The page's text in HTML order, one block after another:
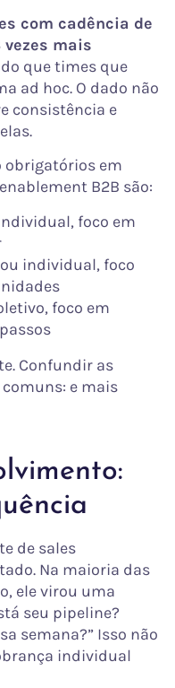
com cadência de
mais
do que times que
ad hoc. O dado não
consistência e
obrigatórios em
B2B são:
foco em
individual, foco
foco em
Confundir as
e mais
de sales
Na maioria das
ele virou uma
seu pipeline?
semana?” Isso não
individual